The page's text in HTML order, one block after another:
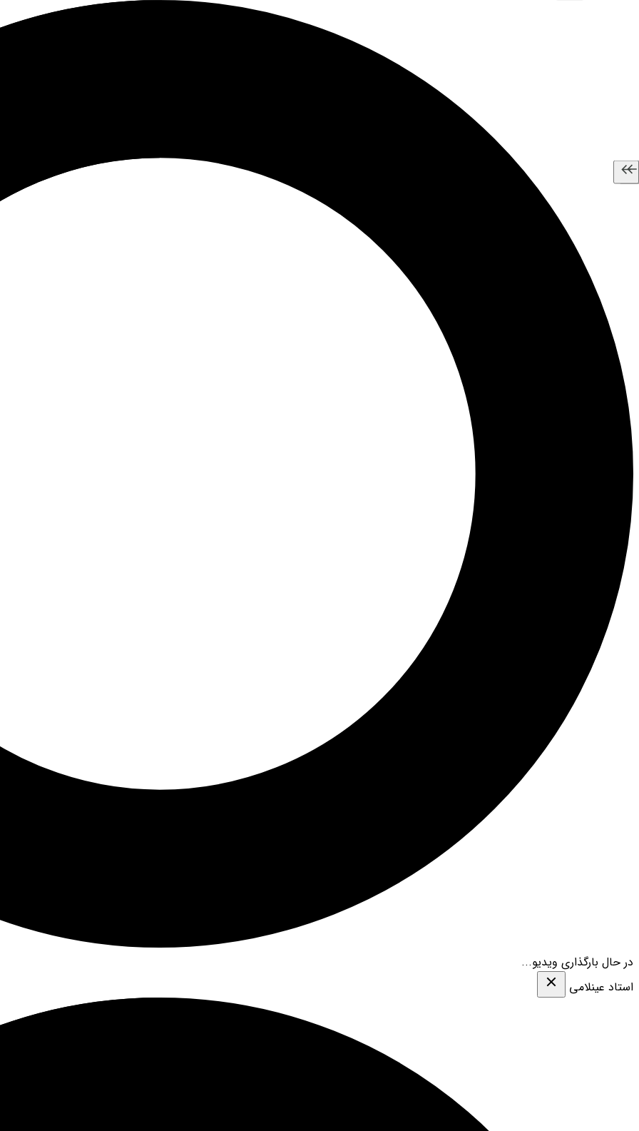
در حال بارگذاری ویدیو...
استاد عینلامی